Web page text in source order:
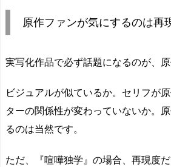
原作ファンが気にするのは再
実写化作品で必ず話題になるのが、原
ビジュアルが似ているか。セリフが
ターの関係性が変わっていないか。
るのは当然です。
ただ、『喧嘩独学』の場合、再現度だ